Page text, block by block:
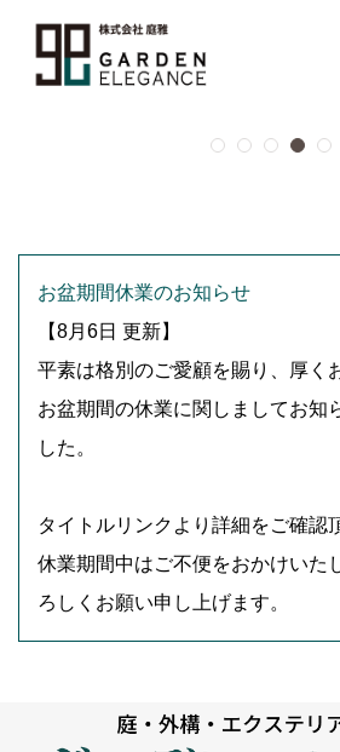
お盆期間休業のお知らせ
【8月6日 更新】
平素は格別のご愛顧を賜り、厚く
お盆期間の休業に関しましてお知
した。
タイトルリンクより詳細をご確認
休業期間中はご不便をおかけいた
ろしくお願い申し上げます。